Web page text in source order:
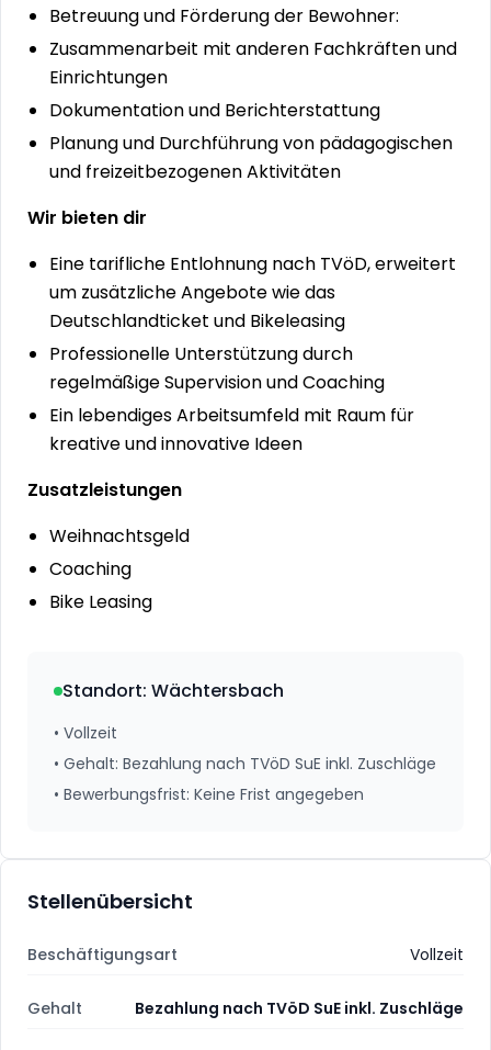
Betreuung und Förderung der Bewohner:
Zusammenarbeit mit anderen Fachkräften und
Einrichtungen
Dokumentation und Berichterstattung
Planung und Durchführung von pädagogischen
und freizeitbezogenen Aktivitäten
Wir bieten dir
Eine tarifliche Entlohnung nach TVöD, erweitert
um zusätzliche Angebote wie das
Deutschlandticket und Bikeleasing
Professionelle Unterstützung durch
regelmäßige Supervision und Coaching
Ein lebendiges Arbeitsumfeld mit Raum für
kreative und innovative Ideen
Zusatzleistungen
Weihnachtsgeld
Coaching
Bike Leasing
Standort: Wächtersbach
• Vollzeit
• Gehalt: Bezahlung nach TVöD SuE inkl. Zuschläge
• Bewerbungsfrist: Keine Frist angegeben
Stellenübersicht
Beschäftigungsart Vollzeit
Gehalt Bezahlung nach TVöD SuE inkl. Zuschläge